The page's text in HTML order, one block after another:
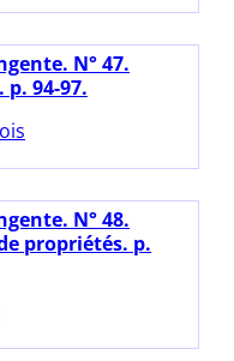
N° 47.
94-97.
N° 48.
propriétés. p.